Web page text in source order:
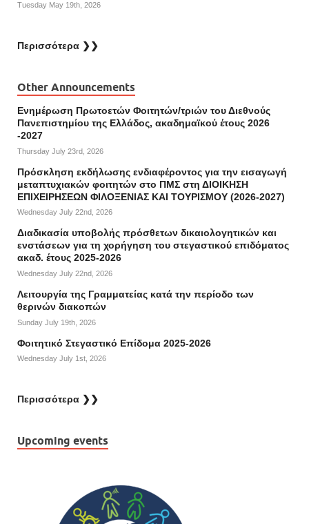
Tuesday May 19th, 2026
Περισσότερα ❯❯
Other Announcements
Ενημέρωση Πρωτοετών Φοιτητών/τριών του Διεθνούς
Πανεπιστημίου της Ελλάδος, ακαδημαϊκού έτους 2026
-2027
Thursday July 23rd, 2026
Πρόσκληση εκδήλωσης ενδιαφέροντος για την εισαγωγή
μεταπτυχιακών φοιτητών στο ΠΜΣ στη ΔΙΟΙΚΗΣΗ
ΕΠΙΧΕΙΡΗΣΕΩΝ ΦΙΛΟΞΕΝΙΑΣ ΚΑΙ ΤΟΥΡΙΣΜΟΥ (2026-2027)
Wednesday July 22nd, 2026
Διαδικασία υποβολής πρόσθετων δικαιολογητικών και
ενστάσεων για τη χορήγηση του στεγαστικού επιδόματος
ακαδ. έτους 2025-2026
Wednesday July 22nd, 2026
Λειτουργία της Γραμματείας κατά την περίοδο των
θερινών διακοπών
Sunday July 19th, 2026
Φοιτητικό Στεγαστικό Επίδομα 2025-2026
Wednesday July 1st, 2026
Περισσότερα ❯❯
Upcoming events